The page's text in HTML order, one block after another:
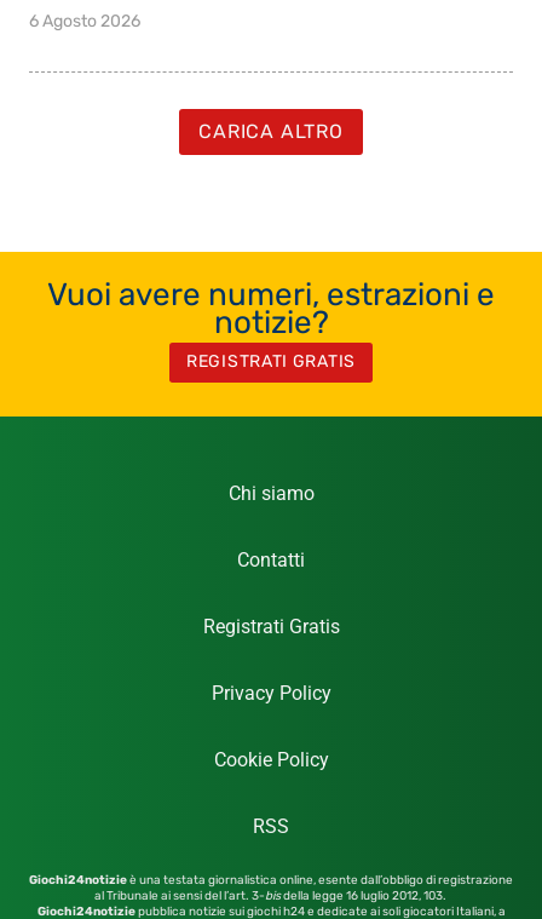
6 Agosto 2026
CARICA ALTRO
Vuoi avere numeri, estrazioni e
notizie?
REGISTRATI GRATIS
Chi siamo
Contatti
Registrati Gratis
Privacy Policy
Cookie Policy
RSS
Giochi24notizieè una testata giornalistica online, esente dall’obbligo di registrazione
al Tribunale ai sensi del l’art. 3-bisdella legge 16 luglio 2012,103.
Giochi24notiziepubblica notizie sui giochi h24 e dedicate ai soli giocatori Italiani, a